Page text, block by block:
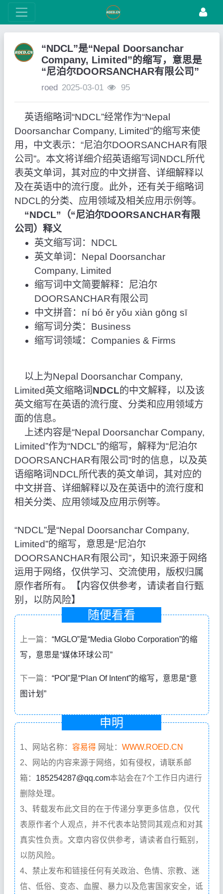
“NDCL”是“Nepal Doorsanchar
Company, Limited”的缩写，意思是
“尼泊尔DOORSANCHAR有限公司”
roed 2025-03-01 95
英语缩略词“NDCL”经常作为“Nepal
Doorsanchar Company, Limited”的缩写来使
用，中文表示：“尼泊尔DOORSANCHAR有限
公司”。本文将详细介绍英语缩写词NDCL所代
表英文单词，其对应的中文拼音、详细解释以
及在英语中的流行度。此外，还有关于缩略词
NDCL的分类、应用领域及相关应用示例等。
“NDCL”（“尼泊尔DOORSANCHAR有限
公司）释义
英文缩写词：NDCL
英文单词：Nepal Doorsanchar
Company, Limited
缩写词中文简要解释：尼泊尔
DOORSANCHAR有限公司
中文拼音：ní bó ěr yǒu xiàn gōng sī
缩写词分类：Business
缩写词领域：Companies & Firms
以上为Nepal Doorsanchar Company,
Limited英文缩略词 NDCL的中文解释，以及该
英文缩写在英语的流行度、分类和应用领域方
面的信息。
上述内容是“Nepal Doorsanchar Company,
Limited”作为“NDCL”的缩写，解释为“尼泊尔
DOORSANCHAR有限公司”时的信息，以及英
语缩略词NDCL所代表的英文单词，其对应的
中文拼音、详细解释以及在英语中的流行度和
相关分类、应用领域及应用示例等。
“NDCL”是“Nepal Doorsanchar Company,
Limited”的缩写，意思是“尼泊尔
DOORSANCHAR有限公司”，知识来源于网络
运用于网络，仅供学习、交流使用，版权归属
原作者所有。【内容仅供参考，请读者自行甄
别，以防风险】
随便看看
上一篇： “MGLO”是“Media Globo Corporation”的缩
写，意思是“媒体环球公司”
下一篇： “POI”是“Plan Of Intent”的缩写，意思是“意
图计划”
申明
1、网站名称： 容易得 网址： WWW.ROED.CN
2、网站的内容来源于网络，如有侵权，请联系邮
箱： 185254287@qq.com本站会在7个工作日内进行
删除处理。
3、转载发布此文目的在于传递分享更多信息，仅代
表原作者个人观点，并不代表本站赞同其观点和对其
真实性负责。文章内容仅供参考，请读者自行甄别，
以防风险。
4、禁止发布和链接任何有关政治、色情、宗教、迷
信、低俗、变态、血腥、暴力以及危害国家安全，诋